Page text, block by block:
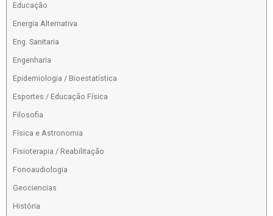
Educação
Energia Alternativa
Eng. Sanitaria
Engenharia
Epidemiologia / Bioestatística
Esportes / Educação Física
Filosofia
Física e Astronomia
Fisioterapia / Reabilitação
Fonoaudiologia
Geociencias
História